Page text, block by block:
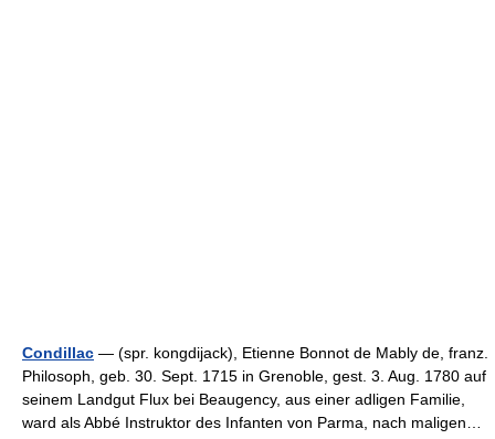
Condillac — (spr. kongdijack), Etienne Bonnot de Mably de, franz.
Philosoph, geb. 30. Sept. 1715 in Grenoble, gest. 3. Aug. 1780 auf
seinem Landgut Flux bei Beaugency, aus einer adligen Familie,
ward als Abbé Instruktor des Infanten von Parma, nach maligen…